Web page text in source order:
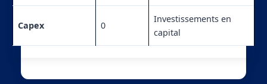
Capex 0
Investissements en
capital